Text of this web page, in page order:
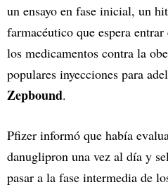
un ensayo en fase inicial, un
farmacéutico que espera
los medicamentos contra la
populares inyecciones para
Zepbound.
Pfizer informó que había
danuglipron una vez al día y
pasar a la fase intermedia de